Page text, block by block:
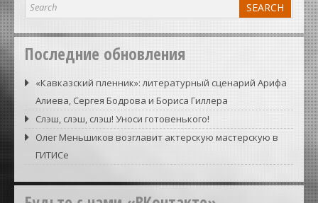
Последние обновления
«Кавказский пленник»: литературный сценарий Арифа
Алиева, Сергея Бодрова и Бориса Гиллера
Слэш, слэш, слэш! Уноси готовенького!
Олег Меньшиков возглавит актерскую мастерскую в
ГИТИСе